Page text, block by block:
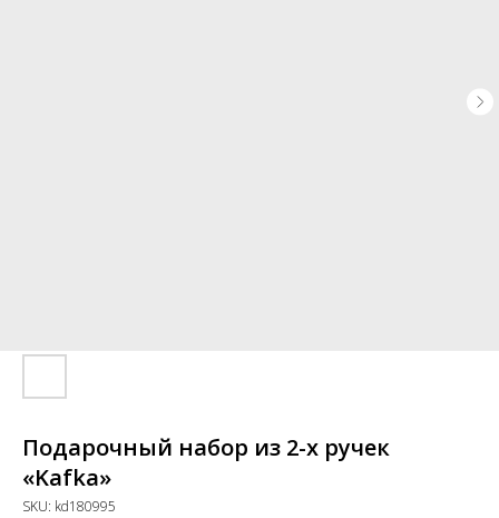
Подарочный набор из 2-х ручек
«Kafka»
SKU: kd180995